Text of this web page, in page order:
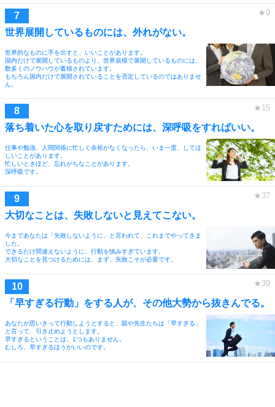
世界展開しているものには、外れがない。
世界的なものに手を出すと、いいことがあります。
国内だけで展開しているものより、世界規模で展開しているものには、
数多くのノウハウが蓄積されています。
もちろん国内だけで展開されていることを否定しているのではありませ
ん。
落ち着いた心を取り戻すためには、深呼吸をすればいい。
仕事や勉強、人間関係に忙しく余裕がなくなったら、いま一度、してほ
しいことがあります。
忙しいときほど、忘れがちなことがあります。
深呼吸です。
大切なことは、失敗しないと見えてこない。
今まであなたは「失敗しないように」と言われて、これまでやってきま
した。
できるだけ間違えないように、行動を慎みすぎています。
大切なことを見つけるためには、まず、失敗こそが必要です。
「早すぎる行動」をする人が、その他大勢から抜きんでる。
あなたが思いきって行動しようとすると、親や先生たちは「早すぎる」
と言って、引き止めようとします。
早すぎるということは、1つもありません。
むしろ、早すぎるほうがいいのです。